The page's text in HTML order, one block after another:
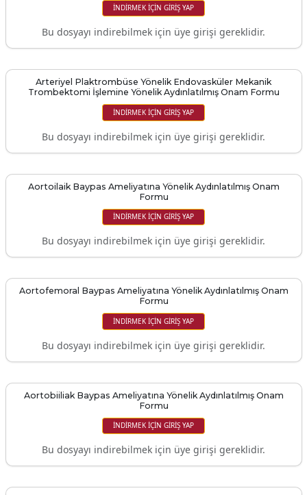
İNDIRMEK IÇIN GIRIŞ YAP
Bu dosyayı indirebilmek için üye girişi gereklidir.
Arteriyel Plaktrombüse Yönelik Endovasküler Mekanik
Trombektomi İşlemine Yönelik Aydınlatılmış Onam Formu
İNDIRMEK IÇIN GIRIŞ YAP
Bu dosyayı indirebilmek için üye girişi gereklidir.
Aortoilaik Baypas Ameliyatına Yönelik Aydınlatılmış Onam
Formu
İNDIRMEK IÇIN GIRIŞ YAP
Bu dosyayı indirebilmek için üye girişi gereklidir.
Aortofemoral Baypas Ameliyatına Yönelik Aydınlatılmış Onam
Formu
İNDIRMEK IÇIN GIRIŞ YAP
Bu dosyayı indirebilmek için üye girişi gereklidir.
Aortobiiliak Baypas Ameliyatına Yönelik Aydınlatılmış Onam
Formu
İNDIRMEK IÇIN GIRIŞ YAP
Bu dosyayı indirebilmek için üye girişi gereklidir.